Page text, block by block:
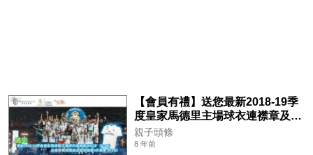
【會員有禮】送您最新2018-19季
度皇家馬德里主場球衣連襟章及印
字 (共3名) 及皇家馬德里基金會訓
練營9折優惠(共3名)
親子頭條
8 年前